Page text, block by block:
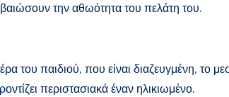
την αθωότητα του πελάτη του.
παιδιού, που είναι διαζευγμένη, το
περιστασιακά έναν ηλικιωμένο.